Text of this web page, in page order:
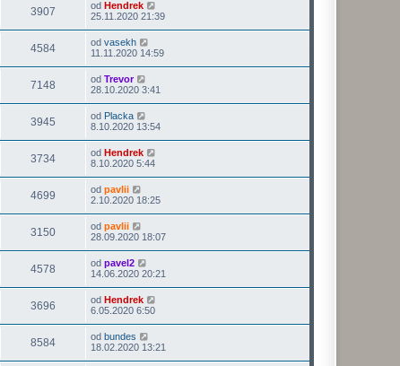
3907 od Hendrek
25.11.2020 21:39
4584 od vasekh
11.11.2020 14:59
7148 od Trevor
28.10.2020 3:41
3945 od Placka
8.10.2020 13:54
3734 od Hendrek
8.10.2020 5:44
4699 od pavlii
2.10.2020 18:25
3150 od pavlii
28.09.2020 18:07
4578 od pavel2
14.06.2020 20:21
3696 od Hendrek
6.05.2020 6:50
8584 od bundes
18.02.2020 13:21